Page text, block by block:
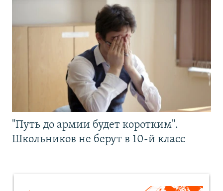
"Путь до армии будет коротким".
Школьников не берут в 10-й класс